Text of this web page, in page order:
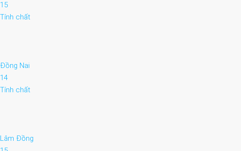
15
Tính chất
Đồng Nai
14
Tính chất
Lâm Đồng